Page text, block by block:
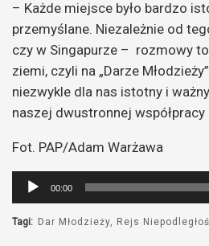
– Każde miejsce było bardzo
przemyślane. Niezależnie od
czy w Singapurze – rozmowy
ziemi, czyli na „Darze
niezwykle dla nas istotny i
naszej dwustronnej
Fot. PAP/Adam Warżawa
Odtwarzacz
plików
dźwiękowych
00:00
Tagi: Dar Młodzieży Rejs